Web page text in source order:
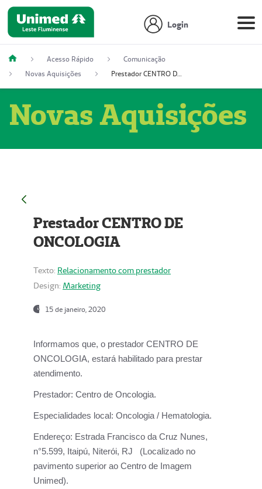
Login
Acesso Rápido
Comunicação
Novas Aquisições
Prestador CENTRO DE ONCOLOGIA
Novas Aquisições
Prestador CENTRO DE
ONCOLOGIA
Texto: Relacionamento com prestador
Design: Marketing
15 de janeiro, 2020
Informamos que, o prestador CENTRO DE
ONCOLOGIA, estará habilitado para prestar
atendimento.
Prestador: Centro de Oncologia.
Especialidades local: Oncologia / Hematologia.
Endereço: Estrada Francisco da Cruz Nunes,
n°5.599, Itaipú, Niterói, RJ (Localizado no
pavimento superior ao Centro de Imagem
Unimed).